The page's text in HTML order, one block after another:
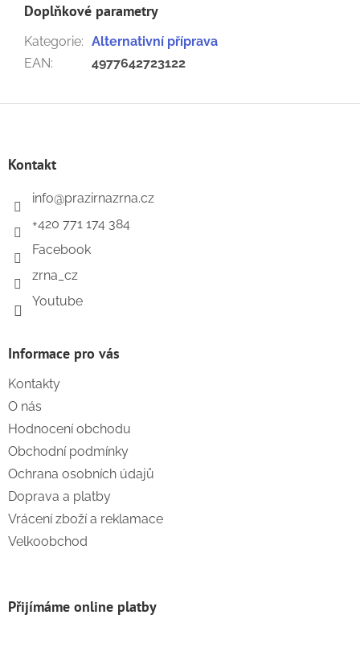
Doplňkové parametry
Kategorie: Alternativní příprava
EAN: 4977642723122
Z
Kontakt
info@prazirnazrna.cz
+420 771 174 384
Facebook
zrna_cz
Youtube
Informace pro vás
Kontakty
O nás
Hodnocení obchodu
Obchodní podmínky
Ochrana osobních údajů
Doprava a platby
Vrácení zboží a reklamace
Velkoobchod
Přijímáme online platby